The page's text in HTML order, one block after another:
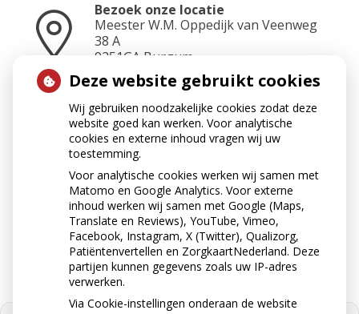
Bezoek onze locatie
Meester W.M. Oppedijk van Veenweg
38 A
9251GA Burgum
Neem contact op
0511-462500
Stuur ons een e-mail
apotheekburgum@ezorg.nl
Deze website gebruikt cookies
Wij gebruiken noodzakelijke cookies zodat deze
website goed kan werken. Voor analytische
cookies en externe inhoud vragen wij uw
toestemming.
Voor analytische cookies werken wij samen met
Matomo en Google Analytics. Voor externe
inhoud werken wij samen met Google (Maps,
Translate en Reviews), YouTube, Vimeo,
Facebook, Instagram, X (Twitter), Qualizorg,
Patiëntenvertellen en ZorgkaartNederland. Deze
partijen kunnen gegevens zoals uw IP-adres
verwerken.
Via Cookie-instellingen onderaan de website